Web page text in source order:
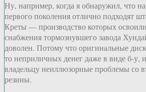
Ну, например, когда я обнаружил, что
первого поколения отлично подходят
Креты — производство которых
снабжения тормознувшего завода
доволен. Потому что оригинальные
то неприличных денег даже в виде б-у,
владельцу неиллюзорные проблемы со
резины.